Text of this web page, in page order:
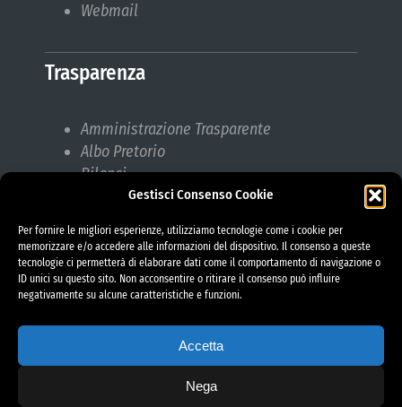
Gestisci Consenso Cookie
Per fornire le migliori esperienze, utilizziamo tecnologie come i cookie per
memorizzare e/o accedere alle informazioni del dispositivo. Il consenso a queste
tecnologie ci permetterà di elaborare dati come il comportamento di navigazione o
ID unici su questo sito. Non acconsentire o ritirare il consenso può influire
negativamente su alcune caratteristiche e funzioni.
Accetta
Nega
Webmail
Trasparenza
Amministrazione Trasparente
Albo Pretorio
Bilanci
Bandi di gara
Responsabile protezione dati (RPD)